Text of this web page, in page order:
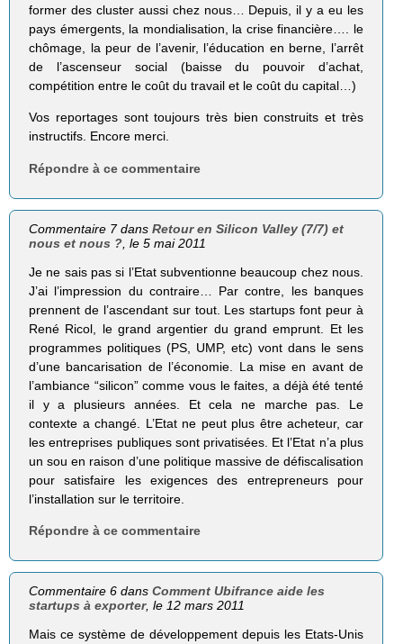
former des cluster aussi chez nous… Depuis, il y a eu les
pays émergents, la mondialisation, la crise financière…. le
chômage, la peur de l’avenir, l’éducation en berne, l’arrêt
de l’ascenseur social (baisse du pouvoir d’achat,
compétition entre le coût du travail et le coût du capital…)
Vos reportages sont toujours très bien construits et très
instructifs. Encore merci.
Répondre à ce commentaire
Commentaire 7 dansRetour en Silicon Valley (7/7) et
nous et nous ? , le 5 mai 2011
Je ne sais pas si l’Etat subventionne beaucoup chez nous.
J’ai l’impression du contraire… Par contre, les banques
prennent de l’ascendant sur tout. Les startups font peur à
René Ricol, le grand argentier du grand emprunt. Et les
programmes politiques (PS, UMP, etc) vont dans le sens
d’une bancarisation de l’économie. La mise en avant de
l’ambiance “silicon” comme vous le faites, a déjà été tenté
il y a plusieurs années. Et cela ne marche pas. Le
contexte a changé. L’Etat ne peut plus être acheteur, car
les entreprises publiques sont privatisées. Et l’Etat n’a plus
un sou en raison d’une politique massive de défiscalisation
pour satisfaire les exigences des entrepreneurs pour
l’installation sur le territoire.
Répondre à ce commentaire
Commentaire 6 dansComment Ubifrance aide les
startups à exporter, le 12 mars 2011
Mais ce système de développement depuis les Etats-Unis